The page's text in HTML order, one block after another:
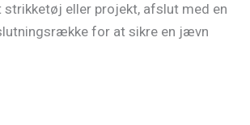
eller projekt, afslut med en
for at sikre en jævn